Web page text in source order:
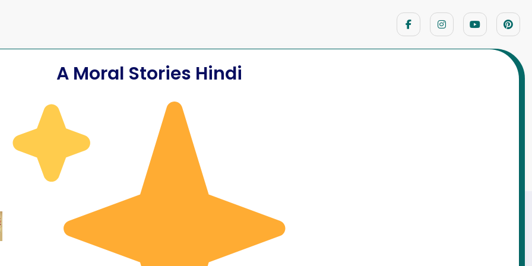
A Moral Stories Hindi
Hawa ki
साथ Best
सूरज और हवा की कहानी (Suraj aur Hawa ki Kahani in Hindi) | नैतिक